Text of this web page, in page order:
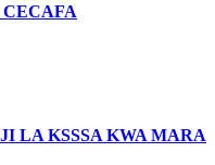
LA KSSSA KWA MARA